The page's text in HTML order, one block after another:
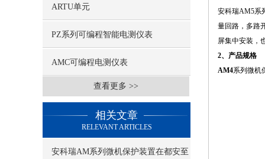
ARTU单元
PZ系列可编程智能电测仪表
AMC可编程电测仪表
查看更多 >>
相关文章
RELEVANT ARTICLES
安科瑞AM系列微机保护装置在都安至
安科瑞AM5系
量回路，多路
屏集中安装，
2、产品规格
AM4系列微机